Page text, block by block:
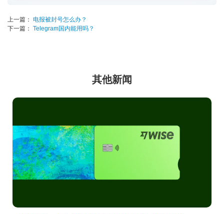
上一篇： 电报被封号怎么办？
下一篇： Telegram国内能用吗？
其他新闻